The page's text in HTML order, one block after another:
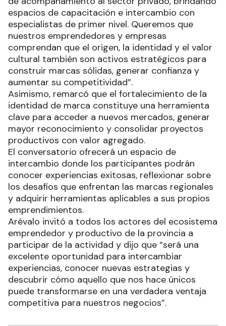
espacios de capacitación e intercambio con
especialistas de primer nivel. Queremos que
nuestros emprendedores y empresas
comprendan que el origen, la identidad y el valor
cultural también son activos estratégicos para
construir marcas sólidas, generar confianza y
aumentar su competitividad”.
Asimismo, remarcó que el fortalecimiento de la
identidad de marca constituye una herramienta
clave para acceder a nuevos mercados, generar
mayor reconocimiento y consolidar proyectos
productivos con valor agregado.
El conversatorio ofrecerá un espacio de
intercambio donde los participantes podrán
conocer experiencias exitosas, reflexionar sobre
los desafíos que enfrentan las marcas regionales
y adquirir herramientas aplicables a sus propios
emprendimientos.
Arévalo invitó a todos los actores del ecosistema
emprendedor y productivo de la provincia a
participar de la actividad y dijo que “será una
excelente oportunidad para intercambiar
experiencias, conocer nuevas estrategias y
descubrir cómo aquello que nos hace únicos
puede transformarse en una verdadera ventaja
competitiva para nuestros negocios”.